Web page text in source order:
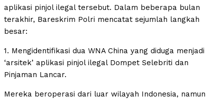
aplikasi pinjol ilegal tersebut. Dalam beberapa bulan
terakhir, Bareskrim Polri mencatat sejumlah langkah
besar:
1. Mengidentifikasi dua WNA China yang diduga menjadi
‘arsitek’ aplikasi pinjol ilegal Dompet Selebriti dan
Pinjaman Lancar.
Mereka beroperasi dari luar wilayah Indonesia, namun